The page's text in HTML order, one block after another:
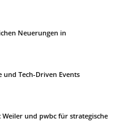
Neuerungen in
Tech-Driven Events
und pwbc für strategische